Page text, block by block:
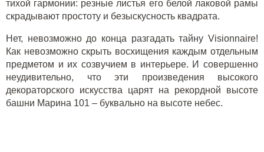
тихой гармонии: резные листья его белой лаковой рамы
скрадывают простоту и безыскусность квадрата.
Нет, невозможно до конца разгадать тайну Visionnaire!
Как невозможно скрыть восхищения каждым отдельным
предметом и их созвучием в интерьере. И совершенно
неудивительно, что эти произведения высокого
декораторского искусства царят на рекордной высоте
башни Марина 101 – буквально на высоте небес.